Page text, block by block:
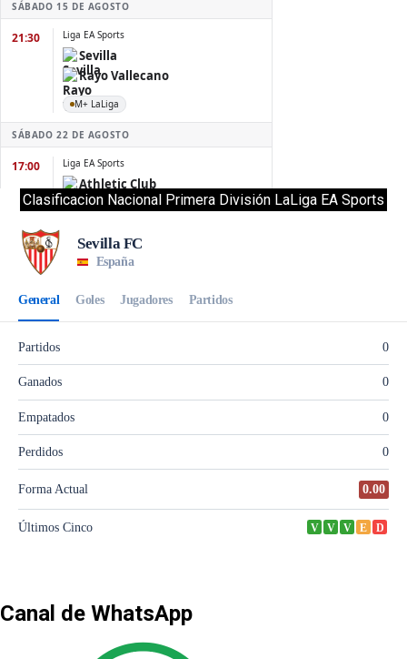
Clasificacion Nacional Primera División LaLiga EA Sports
Canal de WhatsApp